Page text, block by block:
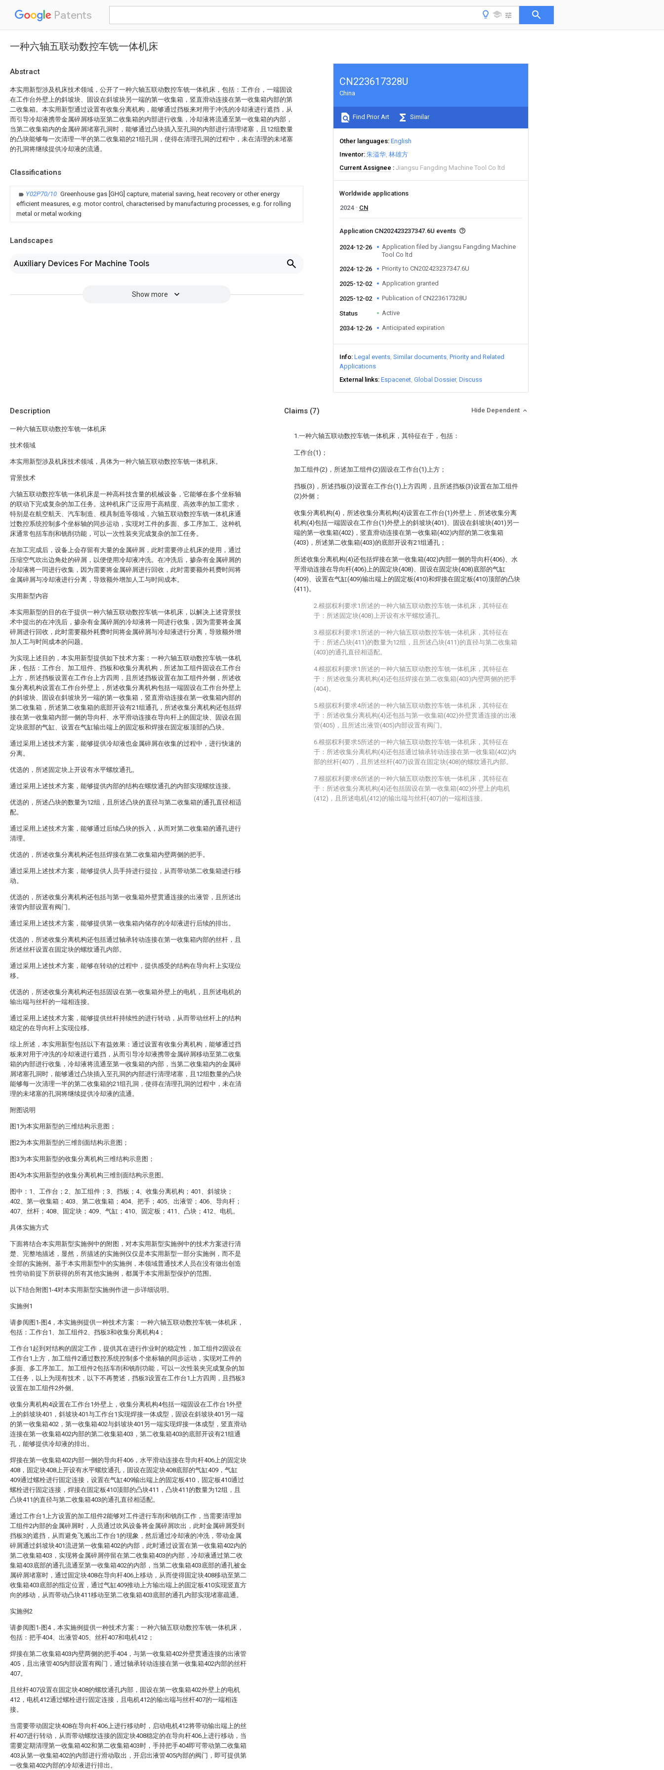
Patents
一种六轴五联动数控车铣一体机床
Abstract
本实用新型涉及机床技术领域，公开了一种六轴五联动数控车铣一体机床，包括：工作台，一端固设
在工作台外壁上的斜坡块、固设在斜坡块另一端的第一收集箱，竖直滑动连接在第一收集箱内部的第
二收集箱。本实用新型通过设置有收集分离机构，能够通过挡板来对用于冲洗的冷却液进行遮挡，从
而引导冷却液携带金属碎屑移动至第二收集箱的内部进行收集，冷却液将流通至第一收集箱的内部，
当第二收集箱内的金属碎屑堵塞孔洞时，能够通过凸块插入至孔洞的内部进行清理堵塞，且12组数量
的凸块能够每一次清理一半的第二收集箱的21组孔洞，使得在清理孔洞的过程中，未在清理的未堵塞
的孔洞将继续提供冷却液的流通。
Classifications
Y02P70/10 Greenhouse gas [GHG] capture, material saving, heat recovery or other energy
efficient measures, e.g. motor control, characterised by manufacturing processes, e.g. for rolling
metal or metal working
Landscapes
Auxiliary Devices For Machine Tools
Show more
CN223617328U
China
Find Prior Art Similar
Other languages English
Inventor 朱溢华 林雄方
Current Assignee
Jiangsu Fangding Machine Tool Co ltd
Worldwide applications
2024
CN
Application CN202423237347.6U events
2024-12-26
Application filed by Jiangsu Fangding Machine
Tool Co ltd
2024-12-26
Priority to CN202423237347.6U
2025-12-02 Application granted
2025-12-02 Publication of CN223617328U
Status Active
2034-12-26 Anticipated expiration
Info Legal events Similar documents Priority and Related
Applications
External links Espacenet Global Dossier Discuss
Description
一种六轴五联动数控车铣一体机床
技术领域
本实用新型涉及机床技术领域，具体为一种六轴五联动数控车铣一体机床。
背景技术
六轴五联动数控车铣一体机床是一种高科技含量的机械设备，它能够在多个坐标轴
的联动下完成复杂的加工任务。这种机床广泛应用于高精度、高效率的加工需求，
特别是在航空航天、汽车制造、模具制造等领域，六轴五联动数控车铣一体机床通
过数控系统控制多个坐标轴的同步运动，实现对工件的多面、多工序加工。这种机
床通常包括车削和铣削功能，可以一次性装夹完成复杂的加工任务。
在加工完成后，设备上会存留有大量的金属碎屑，此时需要停止机床的使用，通过
压缩空气吹出边角处的碎屑，以便使用冷却液冲洗。在冲洗后，掺杂有金属碎屑的
冷却液将一同进行收集，因为需要将金属碎屑进行回收，此时需要额外耗费时间将
金属碎屑与冷却液进行分离，导致额外增加人工与时间成本。
实用新型内容
本实用新型的目的在于提供一种六轴五联动数控车铣一体机床，以解决上述背景技
术中提出的在冲洗后，掺杂有金属碎屑的冷却液将一同进行收集，因为需要将金属
碎屑进行回收，此时需要额外耗费时间将金属碎屑与冷却液进行分离，导致额外增
加人工与时间成本的问题。
为实现上述目的，本实用新型提供如下技术方案：一种六轴五联动数控车铣一体机
床，包括：工作台、加工组件、挡板和收集分离机构，所述加工组件固设在工作台
上方，所述挡板设置在工作台上方四周，且所述挡板设置在加工组件外侧，所述收
集分离机构设置在工作台外壁上，所述收集分离机构包括一端固设在工作台外壁上
的斜坡块、固设在斜坡块另一端的第一收集箱，竖直滑动连接在第一收集箱内部的
第二收集箱，所述第二收集箱的底部开设有21组通孔，所述收集分离机构还包括焊
接在第一收集箱内部一侧的导向杆、水平滑动连接在导向杆上的固定块、固设在固
定块底部的气缸、设置在气缸输出端上的固定板和焊接在固定板顶部的凸块。
通过采用上述技术方案，能够提供冷却液也金属碎屑在收集的过程中，进行快速的
分离。
优选的，所述固定块上开设有水平螺纹通孔。
通过采用上述技术方案，能够提供内部的结构在螺纹通孔的内部实现螺纹连接。
优选的，所述凸块的数量为12组，且所述凸块的直径与第二收集箱的通孔直径相适
配。
通过采用上述技术方案，能够通过后续凸块的拆入，从而对第二收集箱的通孔进行
清理。
优选的，所述收集分离机构还包括焊接在第二收集箱内壁两侧的把手。
通过采用上述技术方案，能够提供人员手持进行提拉，从而带动第二收集箱进行移
动。
优选的，所述收集分离机构还包括与第一收集箱外壁贯通连接的出液管，且所述出
液管内部设置有阀门。
通过采用上述技术方案，能够提供第一收集箱内储存的冷却液进行后续的排出。
优选的，所述收集分离机构还包括通过轴承转动连接在第一收集箱内部的丝杆，且
所述丝杆设置在固定块的螺纹通孔内部。
通过采用上述技术方案，能够在转动的过程中，提供感受的结构在导向杆上实现位
移。
优选的，所述收集分离机构还包括固设在第一收集箱外壁上的电机，且所述电机的
输出端与丝杆的一端相连接。
通过采用上述技术方案，能够提供丝杆持续性的进行转动，从而带动丝杆上的结构
稳定的在导向杆上实现位移。
综上所述，本实用新型包括以下有益效果：通过设置有收集分离机构，能够通过挡
板来对用于冲洗的冷却液进行遮挡，从而引导冷却液携带金属碎屑移动至第二收集
箱的内部进行收集，冷却液将流通至第一收集箱的内部，当第二收集箱内的金属碎
屑堵塞孔洞时，能够通过凸块插入至孔洞的内部进行清理堵塞，且12组数量的凸块
能够每一次清理一半的第二收集箱的21组孔洞，使得在清理孔洞的过程中，未在清
理的未堵塞的孔洞将继续提供冷却液的流通。
附图说明
图1为本实用新型的三维结构示意图；
图2为本实用新型的三维剖面结构示意图；
图3为本实用新型的收集分离机构三维结构示意图；
图4为本实用新型的收集分离机构三维剖面结构示意图。
图中：1、工作台；2、加工组件；3、挡板；4、收集分离机构；401、斜坡块；
402、第一收集箱；403、第二收集箱；404、把手；405、出液管；406、导向杆；
407、丝杆；408、固定块；409、气缸；410、固定板；411、凸块；412、电机。
具体实施方式
下面将结合本实用新型实施例中的附图，对本实用新型实施例中的技术方案进行清
楚、完整地描述，显然，所描述的实施例仅仅是本实用新型一部分实施例，而不是
全部的实施例。基于本实用新型中的实施例，本领域普通技术人员在没有做出创造
性劳动前提下所获得的所有其他实施例，都属于本实用新型保护的范围。
以下结合附图1-4对本实用新型实施例作进一步详细说明。
实施例1
请参阅图1-图4，本实施例提供一种技术方案：一种六轴五联动数控车铣一体机床，
包括：工作台1、加工组件2、挡板3和收集分离机构4；
工作台1起到对结构的固定工作，提供其在进行作业时的稳定性，加工组件2固设在
工作台1上方，加工组件2通过数控系统控制多个坐标轴的同步运动，实现对工件的
多面、多工序加工。加工组件2包括车削和铣削功能，可以一次性装夹完成复杂的加
工任务，以上为现有技术，以下不再赘述，挡板3设置在工作台1上方四周，且挡板3
设置在加工组件2外侧。
收集分离机构4设置在工作台1外壁上，收集分离机构4包括一端固设在工作台1外壁
上的斜坡块401，斜坡块401与工作台1实现焊接一体成型，固设在斜坡块401另一端
的第一收集箱402，第一收集箱402与斜坡块401另一端实现焊接一体成型，竖直滑动
连接在第一收集箱402内部的第二收集箱403，第二收集箱403的底部开设有21组通
孔，能够提供冷却液的排出。
焊接在第一收集箱402内部一侧的导向杆406，水平滑动连接在导向杆406上的固定块
408，固定块408上开设有水平螺纹通孔，固设在固定块408底部的气缸409，气缸
409通过螺栓进行固定连接，设置在气缸409输出端上的固定板410，固定板410通过
螺栓进行固定连接，焊接在固定板410顶部的凸块411，凸块411的数量为12组，且
凸块411的直径与第二收集箱403的通孔直径相适配。
通过工作台1上方设置的加工组件2能够对工件进行车削和铣削工作，当需要清理加
工组件2内部的金属碎屑时，人员通过吹风设备将金属碎屑吹出，此时金属碎屑受到
挡板3的遮挡，从而避免飞溅出工作台1的现象，然后通过冷却液的冲洗，带动金属
碎屑通过斜坡块401流进第一收集箱402的内部，此时通过设置在第一收集箱402内的
第二收集箱403，实现将金属碎屑停留在第二收集箱403的内部，冷却液通过第二收
集箱403底部的通孔流通至第一收集箱402的内部，当第二收集箱403底部的通孔被金
属碎屑堵塞时，通过固定块408在导向杆406上移动，从而使得固定块408移动至第二
收集箱403底部的指定位置，通过气缸409推动上方输出端上的固定板410实现竖直方
向的移动，从而带动凸块411移动至第二收集箱403底部的通孔内部实现堵塞疏通。
实施例2
请参阅图1-图4，本实施例提供一种技术方案：一种六轴五联动数控车铣一体机床，
包括：把手404、出液管405、丝杆407和电机412；
焊接在第二收集箱403内壁两侧的把手404，与第一收集箱402外壁贯通连接的出液管
405，且出液管405内部设置有阀门，通过轴承转动连接在第一收集箱402内部的丝杆
407。
且丝杆407设置在固定块408的螺纹通孔内部，固设在第一收集箱402外壁上的电机
412，电机412通过螺栓进行固定连接，且电机412的输出端与丝杆407的一端相连
接。
当需要带动固定块408在导向杆406上进行移动时，启动电机412将带动输出端上的丝
杆407进行转动，从而带动螺纹连接的固定块408稳定的在导向杆406上进行移动，当
需要定期清理第一收集箱402和第二收集箱403时，手持把手404即可带动第二收集箱
403从第一收集箱402的内部进行滑动取出，开启出液管405内部的阀门，即可提供第
一收集箱402内部的冷却液进行排出。
Claims (7) Hide Dependent
1.一种六轴五联动数控车铣一体机床，其特征在于，包括：
工作台(1)；
加工组件(2)，所述加工组件(2)固设在工作台(1)上方；
挡板(3)，所述挡板(3)设置在工作台(1)上方四周，且所述挡板(3)设置在加工组件
(2)外侧；
收集分离机构(4)，所述收集分离机构(4)设置在工作台(1)外壁上，所述收集分离
机构(4)包括一端固设在工作台(1)外壁上的斜坡块(401)、固设在斜坡块(401)另一
端的第一收集箱(402)，竖直滑动连接在第一收集箱(402)内部的第二收集箱
(403)，所述第二收集箱(403)的底部开设有21组通孔；
所述收集分离机构(4)还包括焊接在第一收集箱(402)内部一侧的导向杆(406)、水
平滑动连接在导向杆(406)上的固定块(408)、固设在固定块(408)底部的气缸
(409)、设置在气缸(409)输出端上的固定板(410)和焊接在固定板(410)顶部的凸块
(411)。
2.根据权利要求1所述的一种六轴五联动数控车铣一体机床，其特征在
于：所述固定块(408)上开设有水平螺纹通孔。
3.根据权利要求1所述的一种六轴五联动数控车铣一体机床，其特征在
于：所述凸块(411)的数量为12组，且所述凸块(411)的直径与第二收集箱
(403)的通孔直径相适配。
4.根据权利要求1所述的一种六轴五联动数控车铣一体机床，其特征在
于：所述收集分离机构(4)还包括焊接在第二收集箱(403)内壁两侧的把手
(404)。
5.根据权利要求4所述的一种六轴五联动数控车铣一体机床，其特征在
于：所述收集分离机构(4)还包括与第一收集箱(402)外壁贯通连接的出液
管(405)，且所述出液管(405)内部设置有阀门。
6.根据权利要求5所述的一种六轴五联动数控车铣一体机床，其特征在
于：所述收集分离机构(4)还包括通过轴承转动连接在第一收集箱(402)内
部的丝杆(407)，且所述丝杆(407)设置在固定块(408)的螺纹通孔内部。
7.根据权利要求6所述的一种六轴五联动数控车铣一体机床，其特征在
于：所述收集分离机构(4)还包括固设在第一收集箱(402)外壁上的电机
(412)，且所述电机(412)的输出端与丝杆(407)的一端相连接。